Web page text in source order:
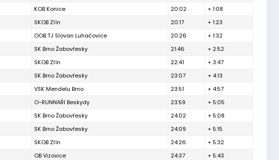
KOB Konice 20:02
+ 1:08
SKOB Zlín 20:17
+ 1:23
OOB TJ Slovan Luhačovice 20:26
+ 1:32
SK Brno Žabovřesky 21:46
+ 2:52
SKOB Zlín 22:41
+ 3:47
SK Brno Žabovřesky 23:07
+ 4:13
VSK Mendelu Brno 23:51
+ 4:57
O-RUNNAŘI Beskydy 23:59
+ 5:05
SK Brno Žabovřesky 24:02
+ 5:08
SK Brno Žabovřesky 24:09
+ 5:15
SKOB Zlín 24:26
+ 5:32
OB Vizovice 24:37
+ 5:43